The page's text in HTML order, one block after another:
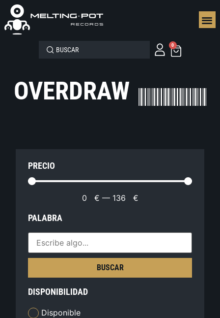
0
OVERDRAW
PRECIO
0 € — 136 €
PALABRA
BUSCAR
DISPONIBILIDAD
Disponible